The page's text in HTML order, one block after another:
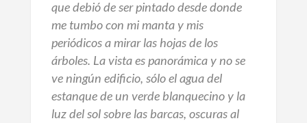
que debió de ser pintado desde donde
me tumbo con mi manta y mis
periódicos a mirar las hojas de los
árboles. La vista es panorámica y no se
ve ningún edificio, sólo el agua del
estanque de un verde blanquecino y la
luz del sol sobre las barcas, oscuras al